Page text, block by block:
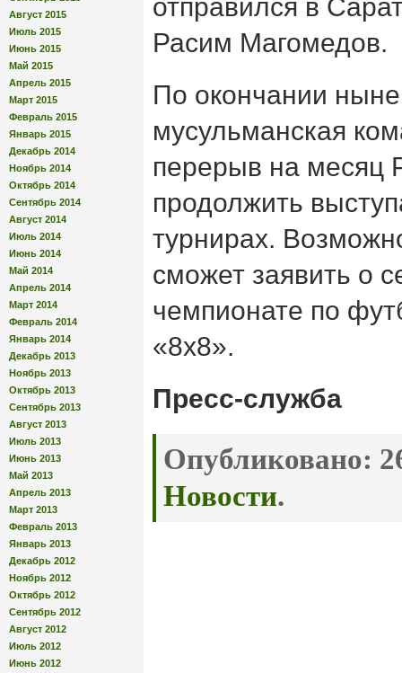
Август 2015
Июль 2015
Июнь 2015
Май 2015
Апрель 2015
Март 2015
Февраль 2015
Январь 2015
Декабрь 2014
Ноябрь 2014
Октябрь 2014
Сентябрь 2014
Август 2014
Июль 2014
Июнь 2014
Май 2014
Апрель 2014
Март 2014
Февраль 2014
Январь 2014
Декабрь 2013
Ноябрь 2013
Октябрь 2013
Сентябрь 2013
Август 2013
Июль 2013
Июнь 2013
Май 2013
Апрель 2013
Март 2013
Февраль 2013
Январь 2013
Декабрь 2012
Ноябрь 2012
Октябрь 2012
Сентябрь 2012
Август 2012
Июль 2012
Июнь 2012
отправился в
Расим Магомедов.
По окончании
мусульманская
перерыв на месяц
продолжить
турнирах.
сможет заявить о
чемпионате по
«8х8».
Пресс-служба
Опубликовано:
Новости.